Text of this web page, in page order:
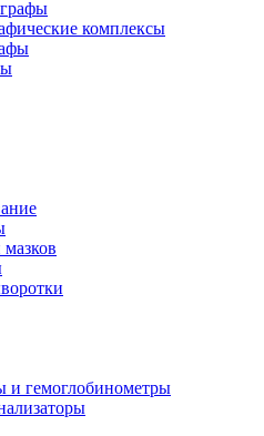
комплексы
и гемоглобинометры